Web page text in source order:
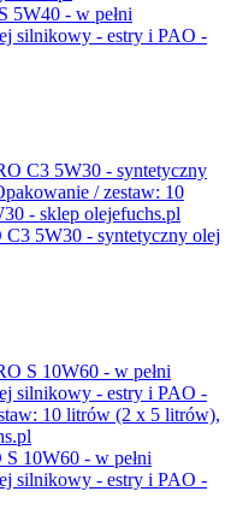
- w pełni
silnikowy - estry i PAO -
5W30 - syntetyczny olej
10W60 - w pełni
silnikowy - estry i PAO -